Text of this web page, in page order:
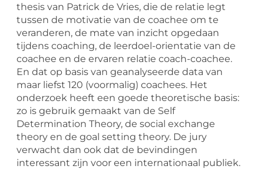
thesis van Patrick de Vries, die de relatie legt
tussen de motivatie van de coachee om te
veranderen, de mate van inzicht opgedaan
tijdens coaching, de leerdoel-orientatie van de
coachee en de ervaren relatie coach-coachee.
En dat op basis van geanalyseerde data van
maar liefst 120 (voormalig) coachees. Het
onderzoek heeft een goede theoretische basis:
zo is gebruik gemaakt van de Self
Determination Theory, de social exchange
theory en de goal setting theory. De jury
verwacht dan ook dat de bevindingen
interessant zijn voor een internationaal publiek.